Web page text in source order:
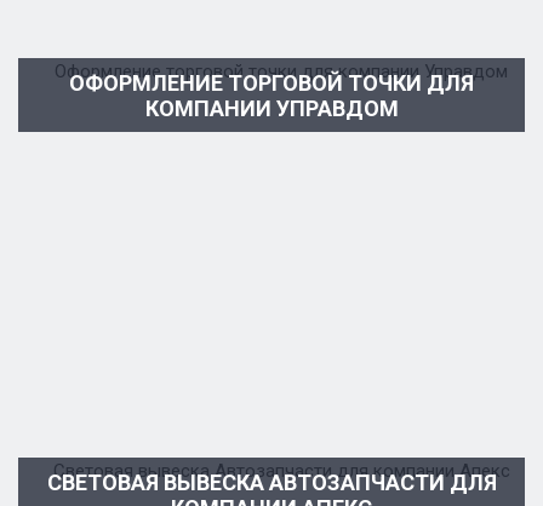
ОФОРМЛЕНИЕ ТОРГОВОЙ ТОЧКИ ДЛЯ
КОМПАНИИ УПРАВДОМ
СВЕТОВАЯ ВЫВЕСКА АВТОЗАПЧАСТИ ДЛЯ